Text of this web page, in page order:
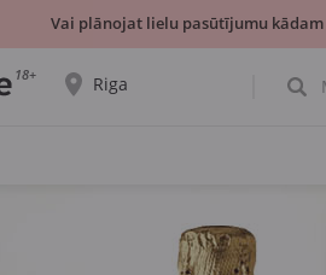
18+ Riga
Vai plānojat lielu pasūtījumu